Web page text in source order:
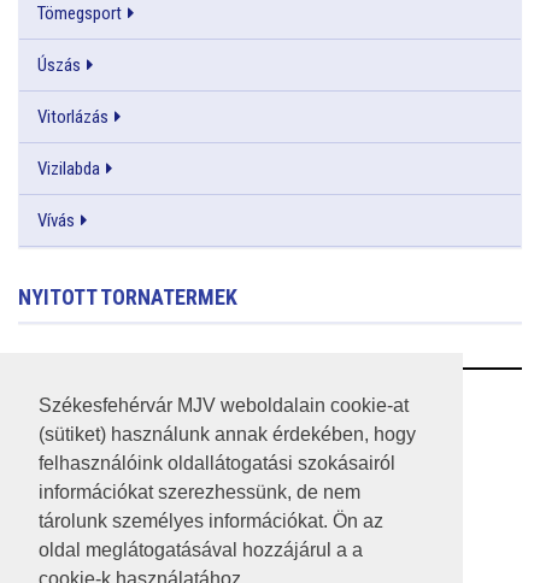
Székesfehérvár MJV weboldalain cookie-at
(sütiket) használunk annak érdekében, hogy
felhasználóink oldallátogatási szokásairól
információkat szerezhessünk, de nem
tárolunk személyes információkat. Ön az
oldal meglátogatásával hozzájárul a a
Tömegsport
Úszás
Vitorlázás
Vizilabda
Vívás
NYITOTT TORNATERMEK
RSS
A HONLAP 2017.03.31-I ÁLLAPOTA
JOGI NYILATKOZAT
IMPRESSZUM